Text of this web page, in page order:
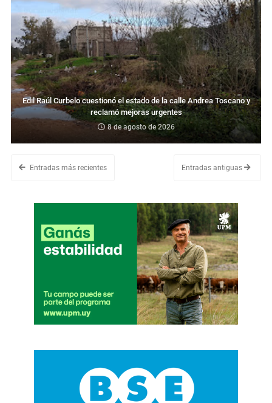
Edil Raúl Curbelo cuestionó el estado de la calle Andrea Toscano y
reclamó mejoras urgentes
8 de agosto de 2026
Entradas más recientes Entradas antiguas